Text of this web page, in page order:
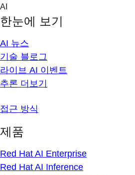
Skip
content
AI
한눈에 보기
AI 뉴스
기술 블로그
라이브 AI 이벤트
추론 더보기
접근 방식
제품
Red Hat AI Enterprise
Red Hat AI Inference